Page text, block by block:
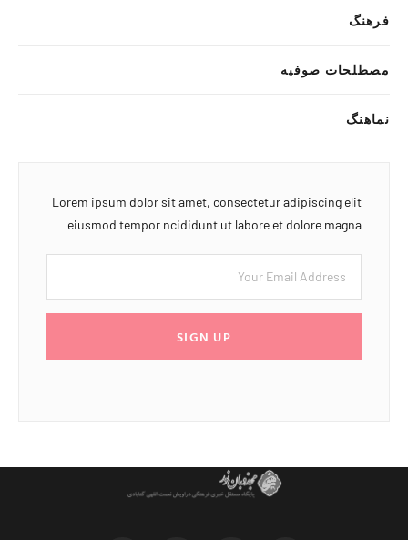
فرهنگ
مصطلحات صوفیه
نماهنگ
Lorem ipsum dolor sit amet, consectetur adipiscing elit
eiusmod tempor ncididunt ut labore et dolore magna
SIGN UP